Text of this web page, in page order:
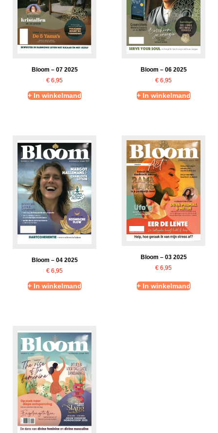
Bloom – 07 2025
€ 6,95
+ In winkelmand
Bloom – 06 2025
€ 6,95
+ In winkelmand
Bloom – 04 2025
€ 6,95
+ In winkelmand
Bloom – 03 2025
€ 6,95
+ In winkelmand